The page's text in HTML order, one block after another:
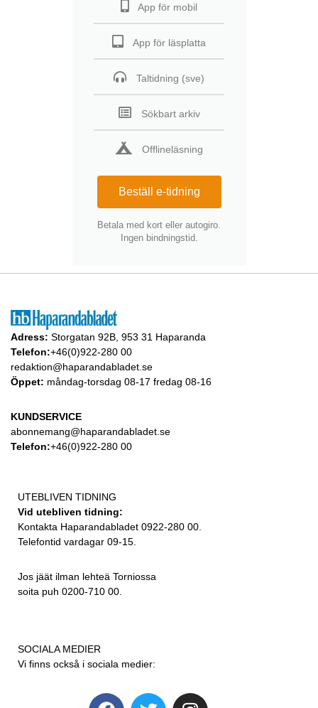
App för mobil
App för läsplatta
Taltidning (sve)
Sökbart arkiv
Offlineläsning
Beställ e-tidning
Betala med kort eller autogiro.
Ingen bindningstid.
Adress: Storgatan 92B, 953 31 Haparanda
Telefon:+46(0)922-280 00
redaktion@haparandabladet.se
Öppet: måndag-torsdag 08-17 fredag 08-16
KUNDSERVICE
abonnemang@haparandabladet.se
Telefon:+46(0)922-280 00
UTEBLIVEN TIDNING
Vid utebliven tidning:
Kontakta Haparandabladet 0922-280 00.
Telefontid vardagar 09-15.
Jos jäät ilman lehteä Torniossa
soita puh 0200-710 00.
SOCIALA MEDIER
Vi finns också i sociala medier: